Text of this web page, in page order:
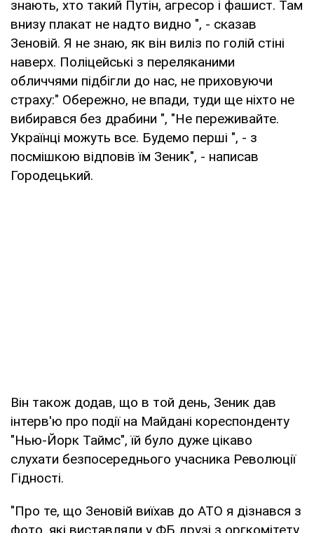
знають, хто такий Путін, агресор і фашист. Там
внизу плакат не надто видно ", - сказав
Зеновій. Я не знаю, як він виліз по голій стіні
наверх. Поліцейські з переляканими
обличчями підбігли до нас, не приховуючи
страху:" Обережно, не впади, туди ще ніхто не
вибирався без драбини ", "Не переживайте.
Українці можуть все. Будемо перші ", - з
посмішкою відповів їм Зеник", - написав
Городецький.
Він також додав, що в той день, Зеник дав
інтерв'ю про події на Майдані кореспонденту
"Нью-Йорк Таймс", їй було дуже цікаво
слухати безпосереднього учасника Революції
Гідності.
"Про те, що Зеновій виїхав до АТО я дізнався з
фото, які виставляли у ФБ друзі з оргкомітету.